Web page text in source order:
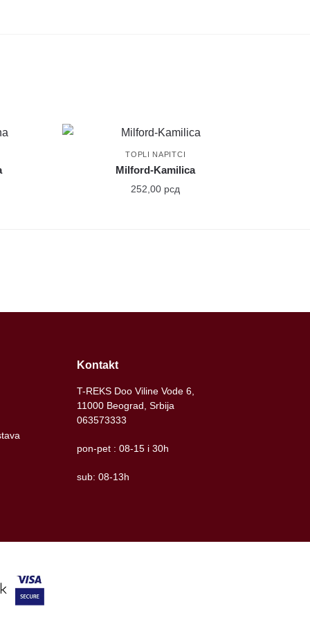
TOPLI NAPITCI
Milford-Kamilica
252,00 рсд
Kontakt
T-REKS Doo Viline Vode 6,
11000 Beograd, Srbija
063573333
pon-pet : 08-15 i 30h
sub: 08-13h